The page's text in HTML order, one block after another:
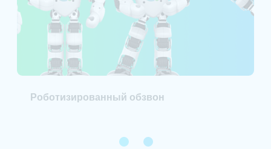
Роботизированный обзвон